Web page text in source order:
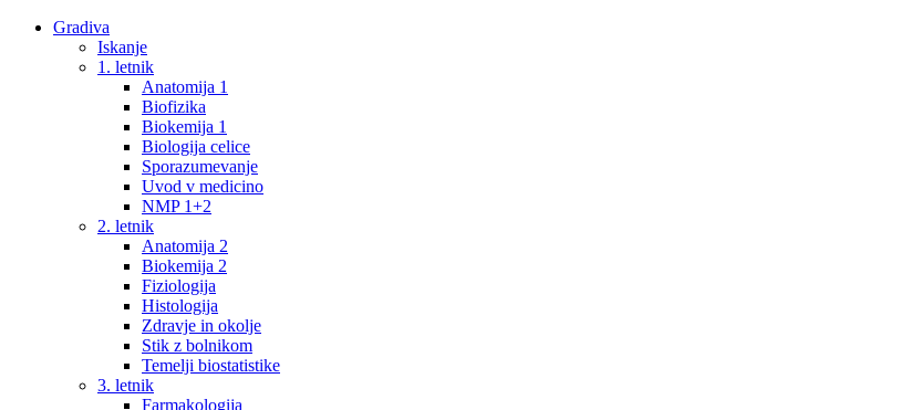
Gradiva
Iskanje
1. letnik
Anatomija 1
Biofizika
Biokemija 1
Biologija celice
Sporazumevanje
Uvod v medicino
NMP 1+2
2. letnik
Anatomija 2
Biokemija 2
Fiziologija
Histologija
Zdravje in okolje
Stik z bolnikom
Temelji biostatistike
3. letnik
Farmakologija